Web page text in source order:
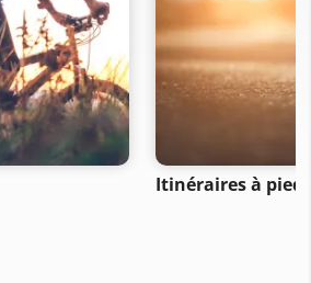
Itinéraires à pied